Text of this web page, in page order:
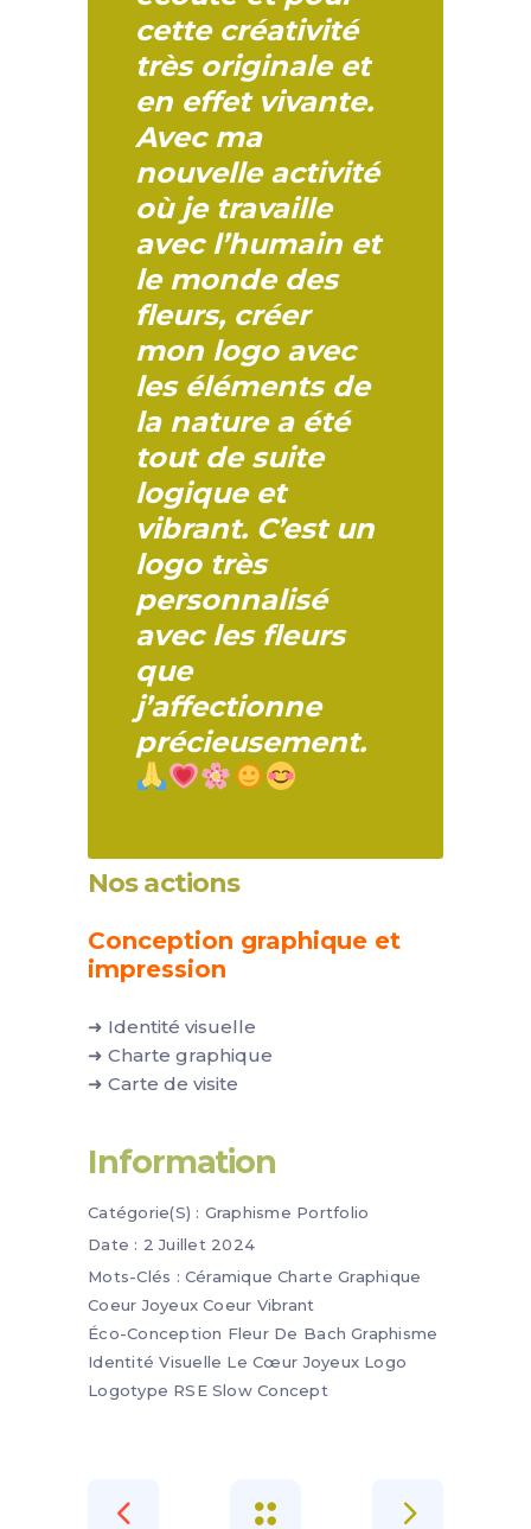
cette créativité
très originale et
en effet vivante.
Avec ma
nouvelle activité
où je travaille
avec l’humain et
le monde des
fleurs, créer
mon logo avec
les éléments de
la nature a été
tout de suite
logique et
vibrant. C’est un
logo très
personnalisé
avec les fleurs
que
j’affectionne
précieusement.
Nos actions
Conception graphique et
impression
➜ Identité visuelle
➜ Charte graphique
➜ Carte de visite
Information
Catégorie(s) : Graphisme Portfolio
Date : 2 Juillet 2024
Mots-Clés : Céramique Charte Graphique
Coeur Joyeux Coeur Vibrant
Éco-Conception Fleur De Bach Graphisme
Identité Visuelle Le Cœur Joyeux Logo
Logotype RSE Slow Concept